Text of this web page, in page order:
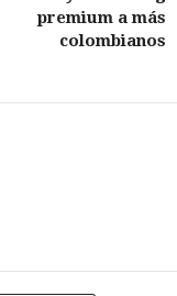
premium a más
colombianos